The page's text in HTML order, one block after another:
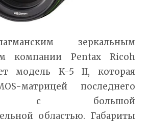
зеркальным
компании Pentax Ricoh
модель K-5 II, которая
матрицей последнего
с большой
областью. Габариты